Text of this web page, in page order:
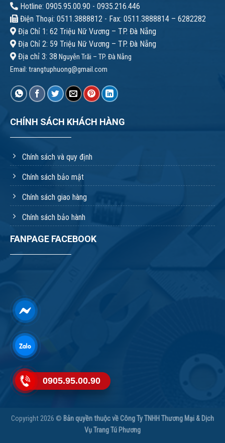
Hotline: 0905.95.00.90 - 0935.216.446
Điện Thoại: 0511.3888812 - Fax: 0511.3888814 – 6282282
Địa Chỉ 1: 62 Triệu Nữ Vương – TP. Đà Nẵng
Địa Chỉ 2: 59 Triệu Nữ Vương – TP. Đà Nẵng
Địa chỉ 3: 38 Nguyễn Trãi – TP. Đà Nẵng
Email: trangtuphuong@gmail.com
CHÍNH SÁCH KHÁCH HÀNG
Chính sách và quy định
Chính sách bảo mật
Chính sách giao hàng
Chính sách bảo hành
FANPAGE FACEBOOK
Copyright 2026 © Bản quyền thuộc về Công Ty TNHH Thương Mại & Dịch
Vụ Trang Tú Phương
0905.95.00.90